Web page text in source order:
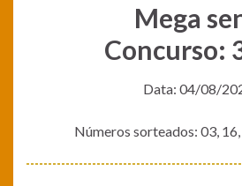
Mega
Concurso:
Data: 04/08/
Números sorteados: 03,